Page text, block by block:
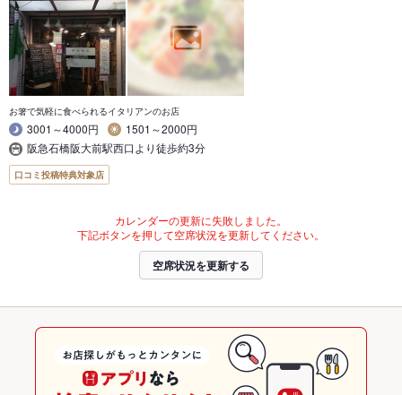
お箸で気軽に食べられるイタリアンのお店
3001～4000円
1501～2000円
阪急石橋阪大前駅西口より徒歩約3分
口コミ投稿特典対象店
カレンダーの更新に失敗しました。
下記ボタンを押して空席状況を更新してください。
空席状況を更新する